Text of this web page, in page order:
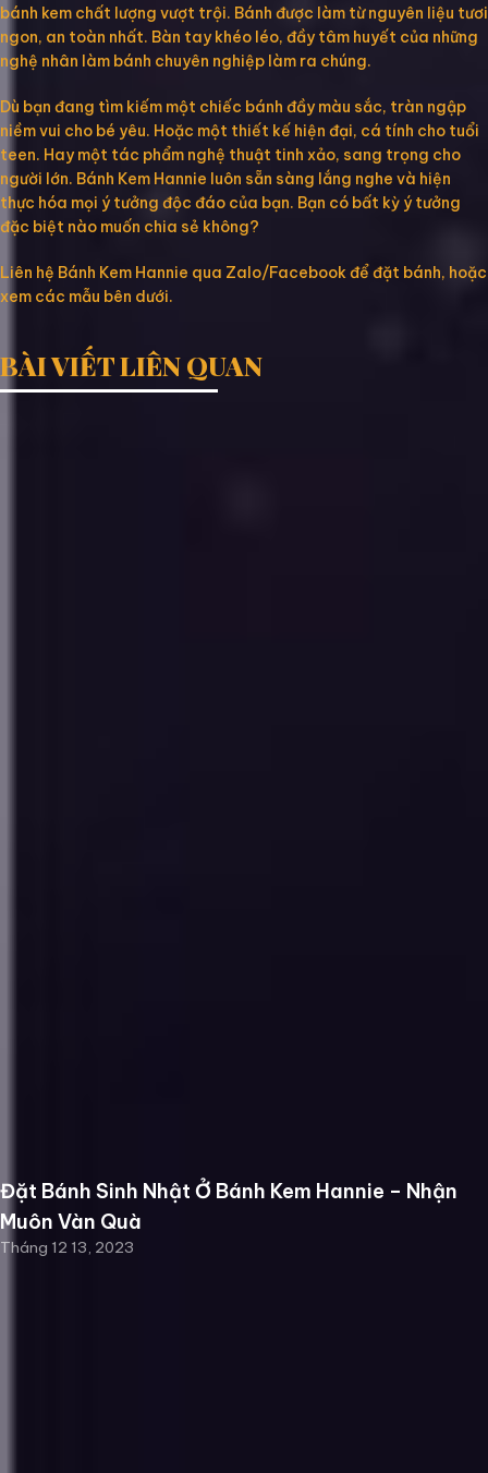
bánh kem chất lượng vượt trội. Bánh được làm từ nguyên liệu tươi
ngon, an toàn nhất. Bàn tay khéo léo, đầy tâm huyết của những
nghệ nhân làm bánh chuyên nghiệp làm ra chúng.
Dù bạn đang tìm kiếm một chiếc bánh đầy màu sắc, tràn ngập
niềm vui cho bé yêu. Hoặc một thiết kế hiện đại, cá tính cho tuổi
teen. Hay một tác phẩm nghệ thuật tinh xảo, sang trọng cho
người lớn. Bánh Kem Hannie luôn sẵn sàng lắng nghe và hiện
thực hóa mọi ý tưởng độc đáo của bạn. Bạn có bất kỳ ý tưởng
đặc biệt nào muốn chia sẻ không?
Liên hệ Bánh Kem Hannie qua Zalo/Facebook để đặt bánh, hoặc
xem các mẫu bên dưới.
BÀI VIẾT LIÊN QUAN
Đặt Bánh Sinh Nhật Ở Bánh Kem Hannie – Nhận
Muôn Vàn Quà
Tháng 12 13, 2023